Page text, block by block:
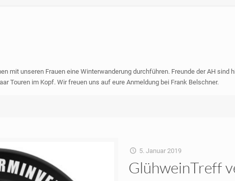
mit unseren Frauen eine Winterwanderung durchführen. Freunde der AH
Touren im Kopf. Wir freuen uns auf eure Anmeldung bei Frank Belschner.
5. Januar 2019
GlühweinTreff